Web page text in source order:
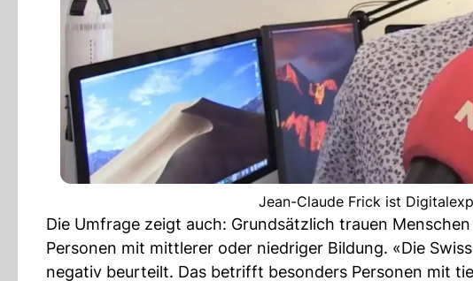
Jean-Claude Frick ist
Die Umfrage zeigt auch: Grundsätzlich trauen
Personen mit mittlerer oder niedriger Bildung. «Die
negativ beurteilt. Das betrifft besonders Personen mit